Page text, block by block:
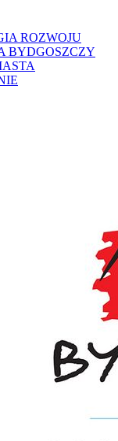
ROZWOJU
BYDGOSZCZY